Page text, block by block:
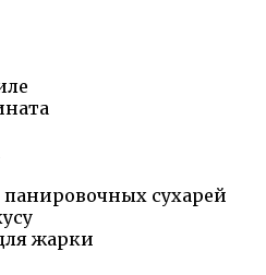
сухарей
жарки